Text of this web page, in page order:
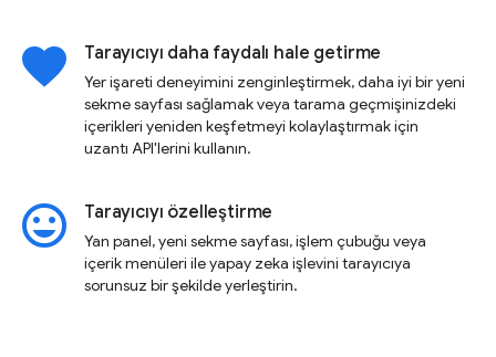
favorite Tarayıcıyı daha faydalı hale getirme
Yer işareti deneyimini zenginleştirmek, daha iyi bir yeni
sekme sayfası sağlamak veya tarama geçmişinizdeki
içerikleri yeniden keşfetmeyi kolaylaştırmak için
uzantı API'lerini kullanın.
insert_emoticon Tarayıcıyı özelleştirme
Yan panel, yeni sekme sayfası, işlem çubuğu veya
içerik menüleri ile yapay zeka işlevini tarayıcıya
sorunsuz bir şekilde yerleştirin.